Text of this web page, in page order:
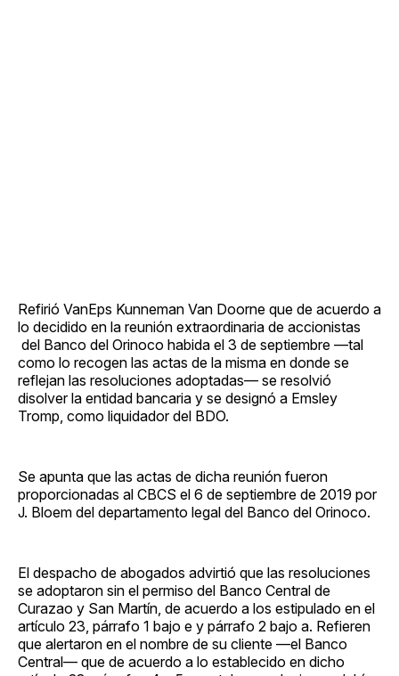
Refirió VanEps Kunneman Van Doorne que de acuerdo a
lo decidido en la reunión extraordinaria de accionistas
del Banco del Orinoco habida el 3 de septiembre —tal
como lo recogen las actas de la misma en donde se
reflejan las resoluciones adoptadas— se resolvió
disolver la entidad bancaria y se designó a Emsley
Tromp, como liquidador del BDO.
Se apunta que las actas de dicha reunión fueron
proporcionadas al CBCS el 6 de septiembre de 2019 por
J. Bloem del departamento legal del Banco del Orinoco.
El despacho de abogados advirtió que las resoluciones
se adoptaron sin el permiso del Banco Central de
Curazao y San Martín, de acuerdo a los estipulado en el
artículo 23, párrafo 1 bajo e y párrafo 2 bajo a. Refieren
que alertaron en el nombre de su cliente —el Banco
Central— que de acuerdo a lo establecido en dicho